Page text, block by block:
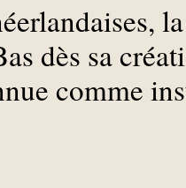
dès sa
comme